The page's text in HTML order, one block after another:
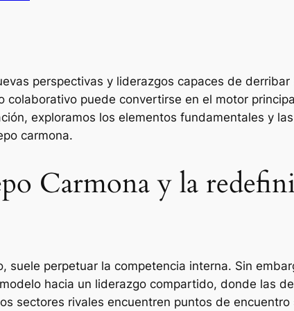
perspectivas y liderazgos capaces de
colaborativo puede convertirse en el motor
exploramos los elementos fundamentales y
carmona.
Carmona y la
suele perpetuar la competencia interna. Sin
hacia un liderazgo compartido, donde las
sectores rivales encuentren puntos de